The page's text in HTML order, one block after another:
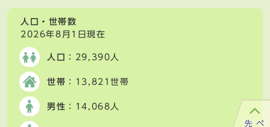
人口・世帯数
2026年8月1日現在
人口 ：29,390人
世帯 ：13,821世帯
男性 ：14,068人